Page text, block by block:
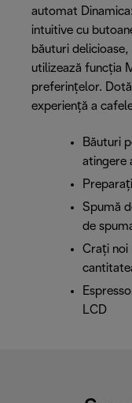
automat
intuitive cu
băuturi delicioase,
utilizează funcţia
preferințelor.
experienţă a
Băuturi
atingere
Spumă
de
Crați noi
LCD